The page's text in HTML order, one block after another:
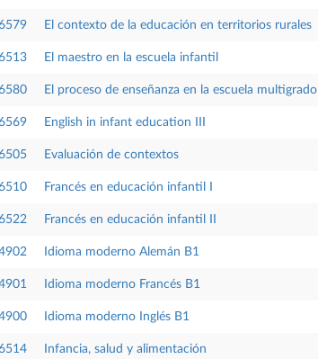
El contexto de la educación en territorios rurales
El maestro en la escuela infantil
El proceso de enseñanza en la escuela multigrado
English in infant education III
Evaluación de contextos
Francés en educación infantil I
Francés en educación infantil II
Idioma moderno Alemán B1
Idioma moderno Francés B1
Idioma moderno Inglés B1
Infancia, salud y alimentación